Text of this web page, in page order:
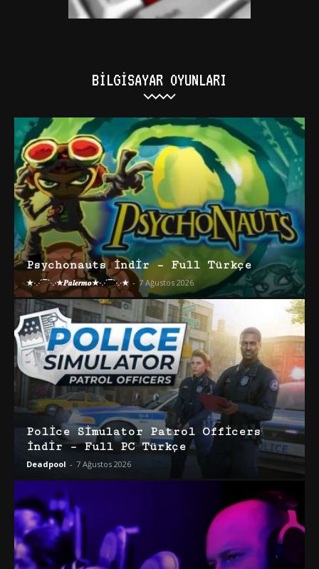
BILGISAYAR OYUNLARI
Psychonauts İndir – Full Türkçe
★·.·´¯`·.·★𝑷𝒂𝒍𝒆𝒓𝒎𝒐★·.·´¯`·.·★ - 7 Ağustos 2026
Police Simulator Patrol Officers
İndir – Full PC Türkçe
Deadpool - 7 Ağustos 2026